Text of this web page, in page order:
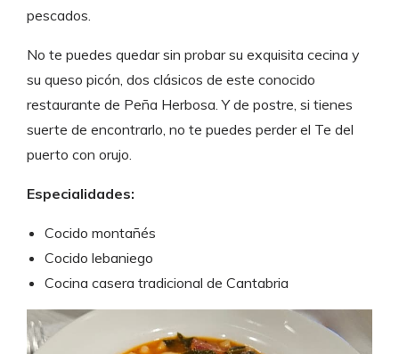
pescados.
No te puedes quedar sin probar su exquisita cecina y
su queso picón, dos clásicos de este conocido
restaurante de Peña Herbosa. Y de postre, si tienes
suerte de encontrarlo, no te puedes perder el Te del
puerto con orujo.
Especialidades:
Cocido montañés
Cocido lebaniego
Cocina casera tradicional de Cantabria